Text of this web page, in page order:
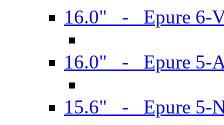
16.0" - Epure 6-
16.0" - Epure 5-
15.6" - Epure 5-